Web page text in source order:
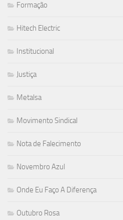
Formação
Hitech Electric
Institucional
Justiça
Metalsa
Movimento Sindical
Nota de Falecimento
Novembro Azul
Onde Eu Faço A Diferença
Outubro Rosa